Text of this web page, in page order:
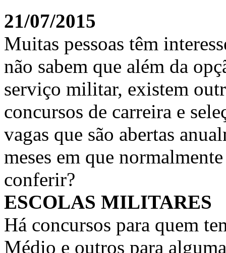
21/07/2015
Muitas pessoas têm
não sabem que além da
serviço militar, existem
concursos de carreira e
vagas que são abertas
meses em que
conferir?
ESCOLAS MILITARES
Há concursos para quem
Médio e outros para